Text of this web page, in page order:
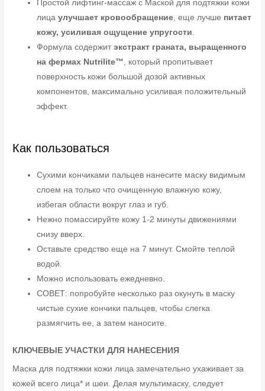
Простой лифтинг-массаж с Маской для подтяжки кожи
лицаулучшает кровообращение , еще лучше питает
кожу, усиливая ощущение упругости
Формула содержитэкстракт граната, выращенного
на фермах Nutrilite™ , который пропитывает
поверхность кожи большой дозой активных
компонентов, максимально усиливая положительный
эффект.
Как пользоваться
Сухими кончиками пальцев нанесите маску видимым
слоем на только что очищенную влажную кожу,
избегая области вокруг глаз и губ.
Нежно помассируйте кожу 1-2 минуты движениями
снизу вверх.
Оставьте средство еще на 7 минут. Смойте теплой
водой.
Можно использовать ежедневно.
СОВЕТ: попробуйте несколько раз окунуть в маску
чистые сухие кончики пальцев, чтобы слегка
размягчить ее, а затем наносите.
КЛЮЧЕВЫЕ УЧАСТКИ ДЛЯ НАНЕСЕНИЯ
Маска для подтяжки кожи лица замечательно ухаживает за
кожей всего лица* и шеи. Делая мультимаску, следует